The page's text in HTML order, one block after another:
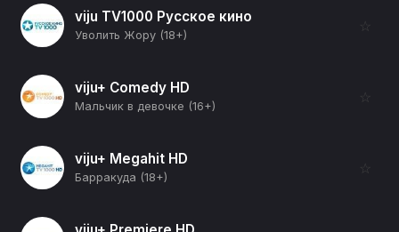
viju TV1000 Русское кино
Уволить Жору (18+)
☆
viju+ Comedy HD
Мальчик в девочке (16+)
☆
viju+ Megahit HD
Барракуда (18+)
☆